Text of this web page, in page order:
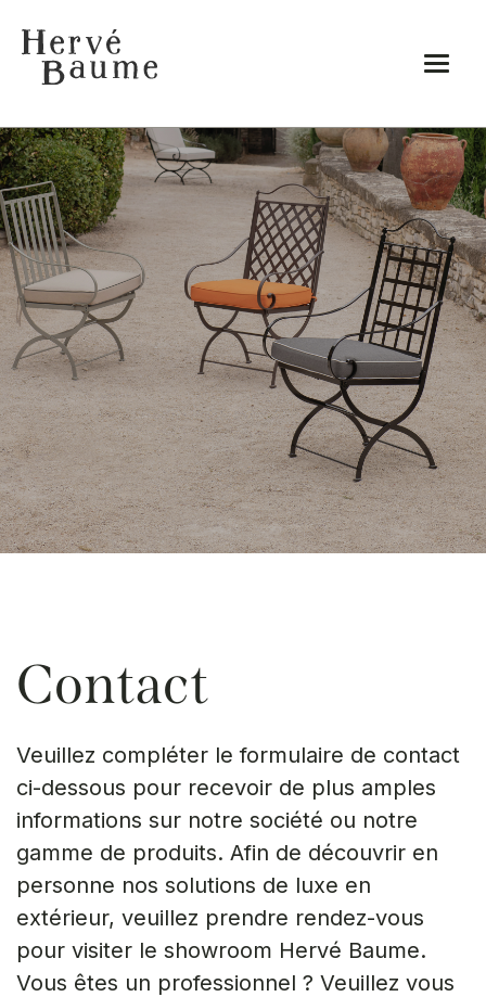
Contact
Veuillez compléter le formulaire de contact
ci-dessous pour recevoir de plus amples
informations sur notre société ou notre
gamme de produits. Afin de découvrir en
personne nos solutions de luxe en
extérieur, veuillez prendre rendez-vous
pour visiter le showroom Hervé Baume.
Vous êtes un professionnel ? Veuillez vous